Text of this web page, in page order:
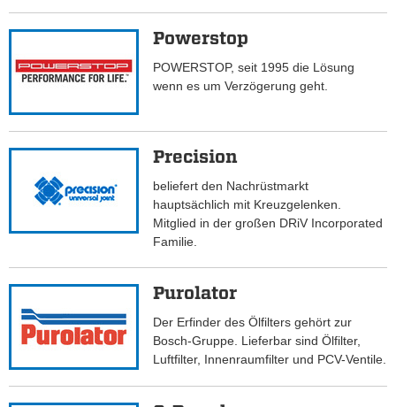
Powerstop
POWERSTOP, seit 1995 die Lösung
wenn es um Verzögerung geht.
Precision
beliefert den Nachrüstmarkt
hauptsächlich mit Kreuzgelenken.
Mitglied in der großen DRiV Incorporated
Familie.
Purolator
Der Erfinder des Ölfilters gehört zur
Bosch-Gruppe. Lieferbar sind Ölfilter,
Luftfilter, Innenraumfilter und PCV-Ventile.